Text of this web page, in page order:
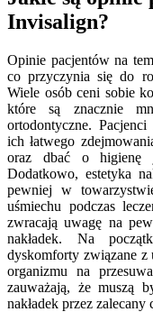
Invisalign?
Opinie pacjentów na
co przyczynia się do
Wiele osób ceni sobie
które są znacznie
ortodontyczne.
ich łatwego
oraz dbać o higienę
Dodatkowo, estetyka
pewniej w
uśmiechu podczas
zwracają uwagę na
nakładek. Na
dyskomforty związane z
organizmu na
zauważają, że muszą
nakładek przez